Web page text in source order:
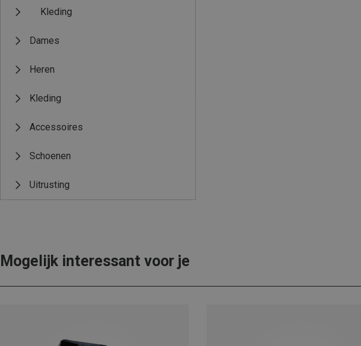
Kleding
Dames
Heren
Kleding
Accessoires
Schoenen
Uitrusting
Mogelijk interessant voor je